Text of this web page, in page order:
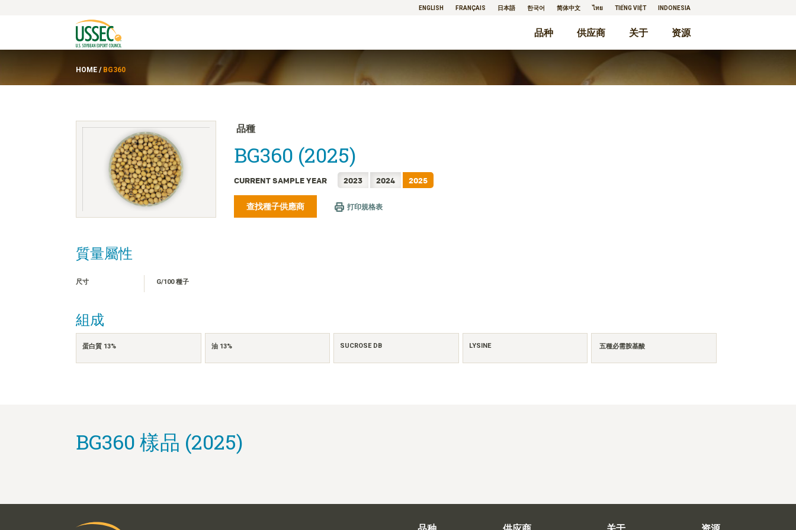
ENGLISH FRANÇAIS 日本語 한국어 简体中文 ไทย TIẾNG VIỆT INDONESIA
品种 供应商 关于 资源
HOME / BG360
品種
BG360 (2025)
CURRENT SAMPLE YEAR 2023 2024 2025
查找種子供應商 打印規格表
質量屬性
尺寸 G/100 種子
組成
蛋白質 13% 油 13% SUCROSE DB LYSINE 五種必需胺基酸
BG360 樣品 (2025)